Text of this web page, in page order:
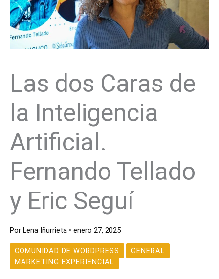
Las dos Caras de
la Inteligencia
Artificial.
Fernando Tellado
y Eric Seguí
Por Lena Iñurrieta • enero 27, 2025
COMUNIDAD DE WORDPRESS
GENERAL
MARKETING EXPERIENCIAL